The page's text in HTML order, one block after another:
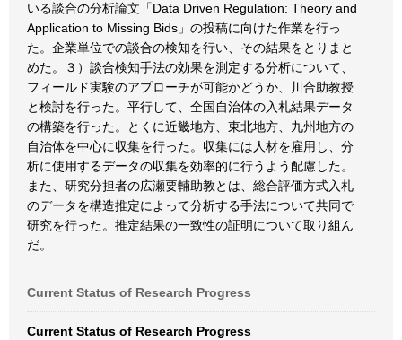
いる談合の分析論文「Data Driven Regulation: Theory and
Application to Missing Bids」の投稿に向けた作業を行っ
た。企業単位での談合の検知を行い、その結果をとりまと
めた。３）談合検知手法の効果を測定する分析について、
フィールド実験のアプローチが可能かどうか、川合助教授
と検討を行った。平行して、全国自治体の入札結果データ
の構築を行った。とくに近畿地方、東北地方、九州地方の
自治体を中心に収集を行った。収集には人材を雇用し、分
析に使用するデータの収集を効率的に行うよう配慮した。
また、研究分担者の広瀬要輔助教とは、総合評価方式入札
のデータを構造推定によって分析する手法について共同で
研究を行った。推定結果の一致性の証明について取り組ん
だ。
Current Status of Research Progress
Current Status of Research Progress